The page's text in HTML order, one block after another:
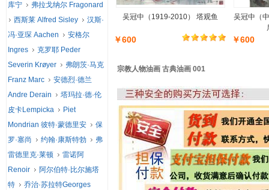
吴冠中（1919-2010） 塔观鱼
￥600
吴冠中（
￥600
宗教人物油画 古典油画 001
库宁
弗拉戈纳尔 Fragonard
西斯莱 Alfred Sisley
汉斯·
冯·亚琛 Aachen
安格尔
Ingres
克罗耶 Peder
Severin Krøyer
弗朗茨·马克
Franz Marc
安德烈·德兰
Andre Derain
塔玛拉·德·伦
皮卡Lempicka
Piet
Mondrian 彼特·蒙德里安
保
罗·塞尚
约翰·康斯特勃
弗
雷德里克·莱顿
雷诺阿
Renoir
阿尔伯特·比尔施塔
特
乔治·苏拉特Georges